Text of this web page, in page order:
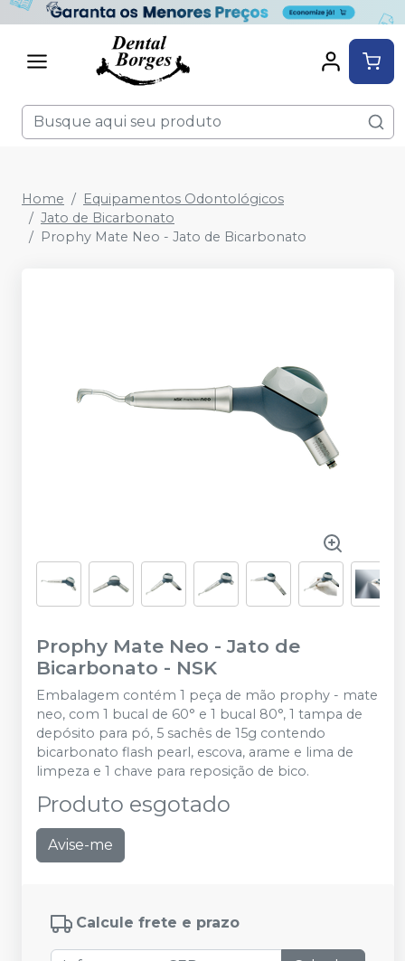
Home
Equipamentos Odontológicos
Jato de Bicarbonato
Prophy Mate Neo - Jato de Bicarbonato
Prophy Mate Neo - Jato de
Bicarbonato - NSK
Embalagem contém 1 peça de mão prophy - mate
neo, com 1 bucal de 60° e 1 bucal 80°, 1 tampa de
depósito para pó, 5 sachês de 15g contendo
bicarbonato flash pearl, escova, arame e lima de
limpeza e 1 chave para reposição de bico.
Produto esgotado
Avise-me
Calcule frete e prazo